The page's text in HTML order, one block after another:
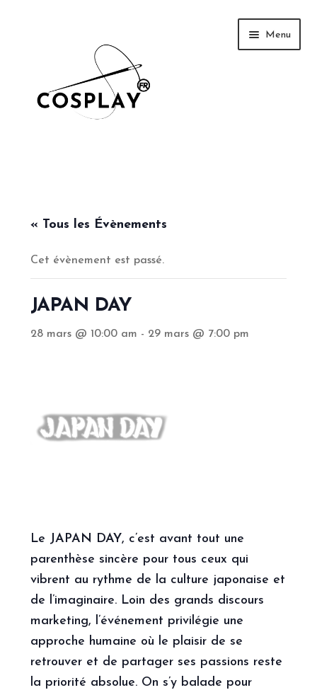
Menu
Galerie
Tutoriel
Événements
Partenaires
« Tous les Évènements
Cet évènement est passé.
JAPAN DAY
28 mars @ 10:00 am - 29 mars @ 7:00 pm
Le JAPAN DAY, c’est avant tout une
parenthèse sincère pour tous ceux qui
vibrent au rythme de la culture japonaise et
de l’imaginaire. Loin des grands discours
marketing, l’événement privilégie une
approche humaine où le plaisir de se
retrouver et de partager ses passions reste
la priorité absolue. On s’y balade pour